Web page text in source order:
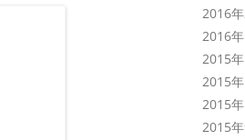
2016
2016
2015
2015
2015
2015